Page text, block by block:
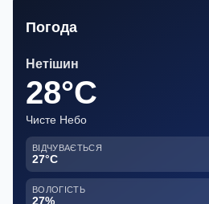
Погода
Нетішин
28°C
Чисте Небо
ВІДЧУВАЄТЬСЯ
27°C
ВОЛОГІСТЬ
27%